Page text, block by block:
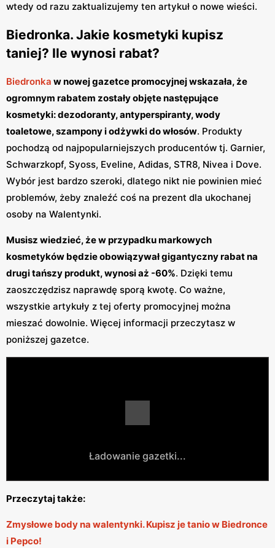
wtedy od razu zaktualizujemy ten artykuł o nowe wieści.
Biedronka. Jakie kosmetyki kupisz
taniej? Ile wynosi rabat?
Biedronka w nowej gazetce promocyjnej wskazała, że
ogromnym rabatem zostały objęte następujące
kosmetyki: dezodoranty, antyperspiranty, wody
toaletowe, szampony i odżywki do włosów. Produkty
pochodzą od najpopularniejszych producentów tj. Garnier,
Schwarzkopf, Syoss, Eveline, Adidas, STR8, Nivea i Dove.
Wybór jest bardzo szeroki, dlatego nikt nie powinien mieć
problemów, żeby znaleźć coś na prezent dla ukochanej
osoby na Walentynki.
Musisz wiedzieć, że w przypadku markowych
kosmetyków będzie obowiązywał gigantyczny rabat na
drugi tańszy produkt, wynosi aż -60%. Dzięki temu
zaoszczędzisz naprawdę sporą kwotę. Co ważne,
wszystkie artykuły z tej oferty promocyjnej można
mieszać dowolnie. Więcej informacji przeczytasz w
poniższej gazetce.
Ładowanie gazetki...
Przeczytaj także:
Zmysłowe body na walentynki. Kupisz je tanio w Biedronce
i Pepco!